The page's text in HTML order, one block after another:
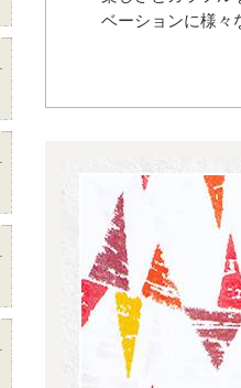
ベーションに様々